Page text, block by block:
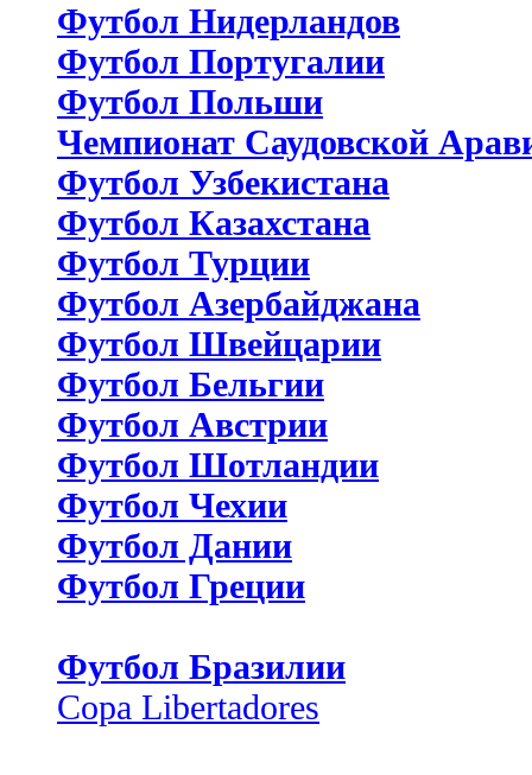
Футбол Нидерландов
Футбол Португалии
Футбол Польши
Чемпионат Саудовской
Футбол Узбекистана
Футбол Казахстана
Футбол Турции
Футбол Азербайджана
Футбол Швейцарии
Футбол Бельгии
Футбол Австрии
Футбол Шотландии
Футбол Чехии
Футбол Дании
Футбол Греции
Футбол Бразилии
Copa Libertadores